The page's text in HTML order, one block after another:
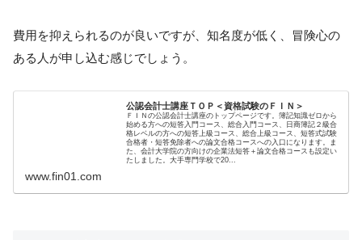
費用を抑えられるのが良いですが、知名度が低く、冒険心の
ある人が申し込む感じでしょう。
公認会計士講座ＴＯＰ＜資格試験のＦＩＮ＞
ＦＩＮの公認会計士講座のトップページです。簿記知識ゼロから
始める方への短答入門コース、総合入門コース、日商簿記２級合
格レベルの方への短答上級コース、総合上級コース、短答式試験
合格者・短答免除者への論文合格コースへの入口になります。ま
た、会計大学院の方向けの企業法短答＋論文合格コースも設定い
たしました。大手専門学校で20...
www.fin01.com